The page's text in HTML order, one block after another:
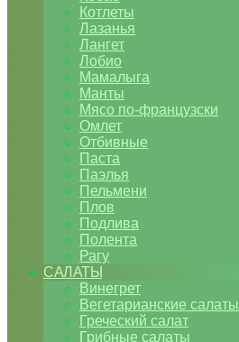
Котлеты
Лазанья
Лангет
Лобио
Мамалыга
Манты
Мясо по-французски
Омлет
Отбивные
Паста
Паэлья
Пельмени
Плов
Подлива
Полента
Рагу
САЛАТЫ
Винегрет
Вегетарианские салаты
Греческий салат
Грибные салаты